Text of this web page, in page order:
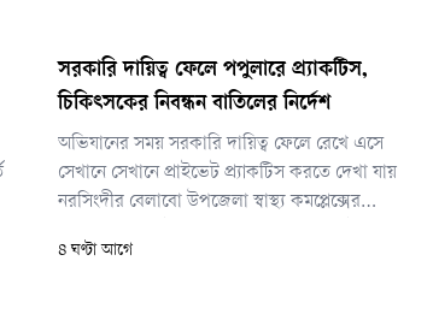
সরকারি দায়িত্ব ফেলে পপুলারে প্র্যাকটিস,
চিকিৎসকের নিবন্ধন বাতিলের নির্দেশ
অভিযানের সময় সরকারি দায়িত্ব ফেলে রেখে এসে
সেখানে সেখানে প্রাইভেট প্র্যাকটিস করতে দেখা যায়
নরসিংদীর বেলাবো উপজেলা স্বাস্থ্য কমপ্লেক্সের
নিবন্ধন বাতিলের নির্দেশ দিয়েছেন স্বাস্থ্যমন্ত্রী।
৪ ঘণ্টা আগে